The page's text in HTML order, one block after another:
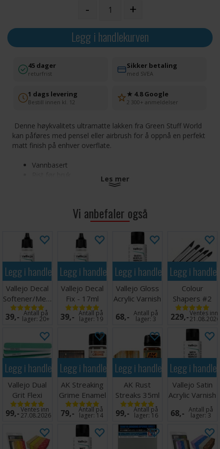
- +
Legg i handlekurven
45 dager
returfrist
Sikker betaling
med SVEA
1 dags levering
Bestill innen kl. 12
★ 4.8 Google
2 300+ anmeldelser
Denne høykvalitets ultramatte lakken fra Green Stuff World
kan påføres med pensel eller airbrush for å oppnå en perfekt
matt finish på enhver overflate.
Vannbasert
Fullført tørking på 12 timer
Les mer
Vi anbefaler også
Legg i handlekurven
Vallejo Decal
Softener/Medium
- 17ml
39,- Antall på
lager:20+
Legg i handlekurven
Vallejo Decal
Fix - 17ml
39,- Antall på
lager: 19
Legg i handlekurven
Vallejo Gloss
Acrylic Varnish
60ml
68,- Antall på
lager:3
Legg i
Colour
Shapers #2
Firm - 5 stk
229,-Ventes inn
21.08.2026
Legg i handlekurven
Vallejo Dual
Grit Flexi
Sanders 3stk
99,-Ventes inn
27.08.2026
Legg i handlekurven
AK Streaking
Grime Enamel
Paint 35ml
79,- Antall på
lager: 14
Legg i handlekurven
AK Rust
Streaks 35ml
99,- Antall på
lager: 16
Legg i
Vallejo Satin
Acrylic Varnish
60ml
68,- Antall på
lager:3